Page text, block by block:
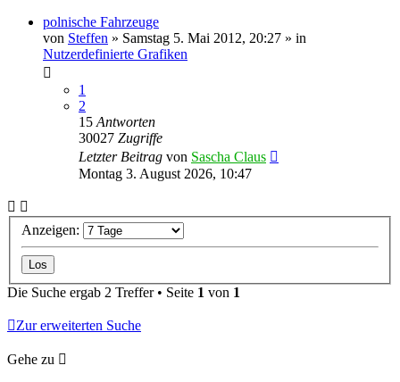
polnische Fahrzeuge
von Steffen » Samstag 5. Mai 2012, 20:27 » in
Nutzerdefinierte Grafiken
1
2
15 Antworten
30027 Zugriffe
Letzter Beitrag von Sascha Claus
Montag 3. August 2026, 10:47
Anzeigen:
Die Suche ergab 2 Treffer • Seite 1 von 1
Zur erweiterten Suche
Gehe zu